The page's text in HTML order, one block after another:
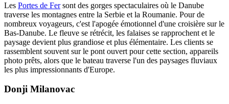
Les Portes de Fersont des gorges spectaculaires où le Danube
traverse les montagnes entre la Serbie et la Roumanie. Pour de
nombreux voyageurs, c'est l'apogée émotionnel d'une croisière sur le
Bas-Danube. Le fleuve se rétrécit, les falaises se rapprochent et le
paysage devient plus grandiose et plus élémentaire. Les clients se
rassemblent souvent sur le pont ouvert pour cette section, appareils
photo prêts, alors que le bateau traverse l'un des paysages fluviaux
les plus impressionnants d'Europe.
Donji Milanovac